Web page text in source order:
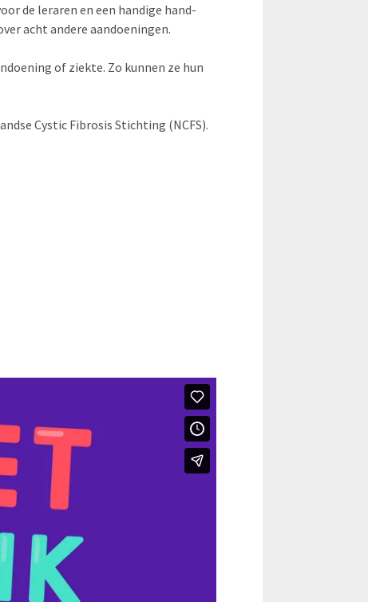
de leraren en een handige hand-
acht andere aandoeningen.
of ziekte. Zo kunnen ze hun
Cystic Fibrosis Stichting (NCFS).